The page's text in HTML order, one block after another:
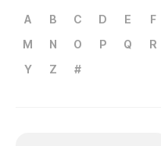
A B C D E F
M
N O P Q R
Y
Z #